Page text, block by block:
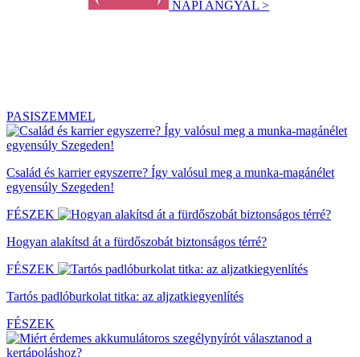
NAPI ANGYAL >
PASISZEMMEL
Család és karrier egyszerre? Így valósul meg a munka-magánélet
egyensúly Szegeden!
FÉSZEK
Hogyan alakítsd át a fürdőszobát biztonságos térré?
FÉSZEK
Tartós padlóburkolat titka: az aljzatkiegyenlítés
FÉSZEK